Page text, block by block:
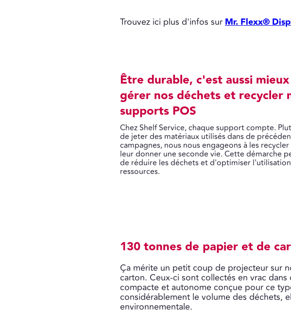
Trouvez ici plus d'infos surMr. Flexx®
Être durable, c'est aussi mieux
gérer nos déchets et recycler
supports POS
Chez Shelf Service, chaque support compte.
de jeter des matériaux utilisés dans de
campagnes, nous nous engageons à les
leur donner une seconde vie. Cette démarche
de réduire les déchets et d'optimiser
ressources.
130 tonnes de papier et de
Ça mérite un petit coup de projecteur sur
carton. Ceux-ci sont collectés en vrac
compacte et autonome conçue pour ce
considérablement le volume des déchets,
environnementale.